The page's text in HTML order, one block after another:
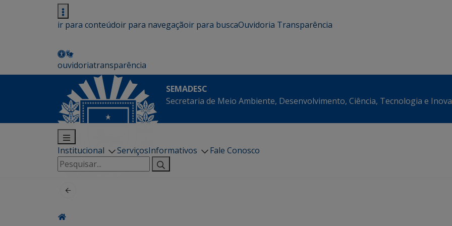
ir para conteúdoir para navegaçãoir para buscaOuvidoria Transparência
ouvidoriatransparência
SEMADESC
Secretaria de Meio Ambiente, Desenvolvimento, Ciência, Tecnologia e
Institucional ServiçosInformativos
Fale Conosco
Pesquisar
por: